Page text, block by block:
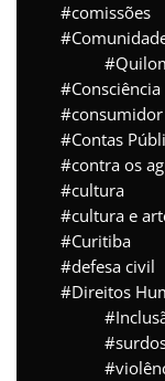
comissões
consumidor
Contas
contra os
cultura
cultura e
Curitiba
defesa civil
Direitos